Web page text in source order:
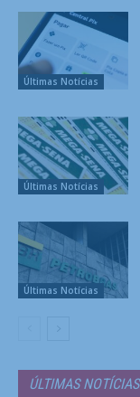
Últimas Notícias
Últimas Notícias
Últimas Notícias
ÚLTIMAS NOTÍCIAS